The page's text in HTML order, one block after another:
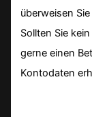
überweisen
Sollten Sie
gerne einen
Kontodaten